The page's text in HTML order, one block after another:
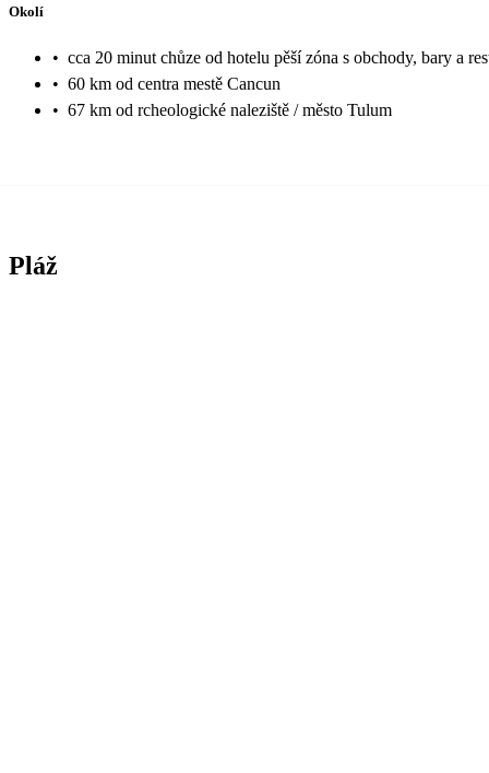
Okolí
• cca 20 minut chůze od hotelu pěší zóna s obchody, bary a
• 60 km od centra mestě Cancun
• 67 km od rcheologické naleziště / město Tulum
Pláž